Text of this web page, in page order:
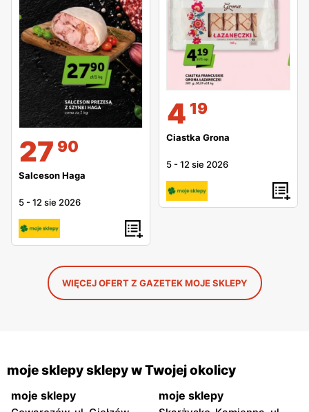
27 90
Salceson Haga
5 -12 sie 2026
4 19
Ciastka Grona
5 -12 sie 2026
WIĘCEJ OFERT Z GAZETEK MOJE SKLEPY
moje sklepy sklepy w Twojej okolicy
moje sklepy moje sklepy